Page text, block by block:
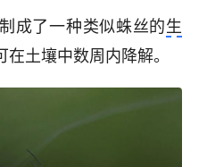
成了一种类似蛛丝的生
在土壤中数周内降解。